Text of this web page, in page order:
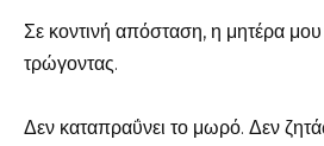
Σε κοντινή απόσταση, η μητέρα μου
τρώγοντας.
Δεν καταπραΰνει το μωρό. Δεν